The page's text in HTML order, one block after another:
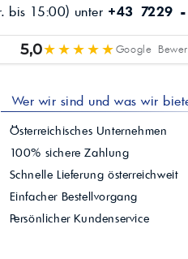
bis 15:00) unter +43 7229
5,0★★★★★Google
Wer wir sind und was wir
Österreichisches Unternehmen
100% sichere Zahlung
Schnelle Lieferung österreichweit
Einfacher Bestellvorgang
Persönlicher Kundenservice